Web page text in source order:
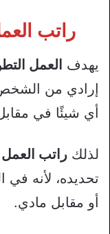
راتب
يهدف العمل
إرادي من
أي شيئًا في
لذلك راتب العمل
تحديده، لأنه
أو مقابل مادي.